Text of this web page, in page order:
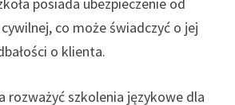
co może świadczyć o jej
o klienta.
rozważyć szkolenia językowe dla